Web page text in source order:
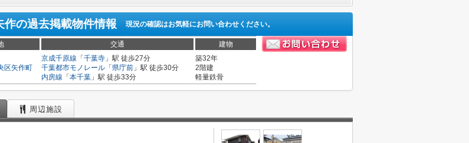
作の過去掲載物件情報 現況の確認はお気軽にお問い合わせください。
交通 建物
区矢作町
京成千原線 「 千葉寺 」駅 徒歩27分
千葉都市モノレール 「 県庁前 」駅 徒歩30分
内房線 「 本千葉 」駅 徒歩33分
築32年
2階建
軽量鉄骨
周辺施設